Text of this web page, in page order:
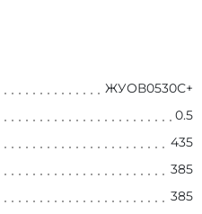
ЖУОВ0530С+
0.5
435
385
385